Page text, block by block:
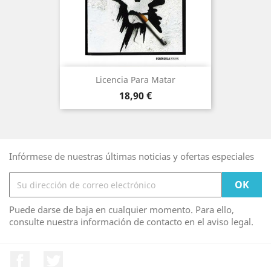
Licencia Para Matar
Precio
18,90 €
Infórmese de nuestras últimas noticias y ofertas especiales
Puede darse de baja en cualquier momento. Para ello,
consulte nuestra información de contacto en el aviso legal.